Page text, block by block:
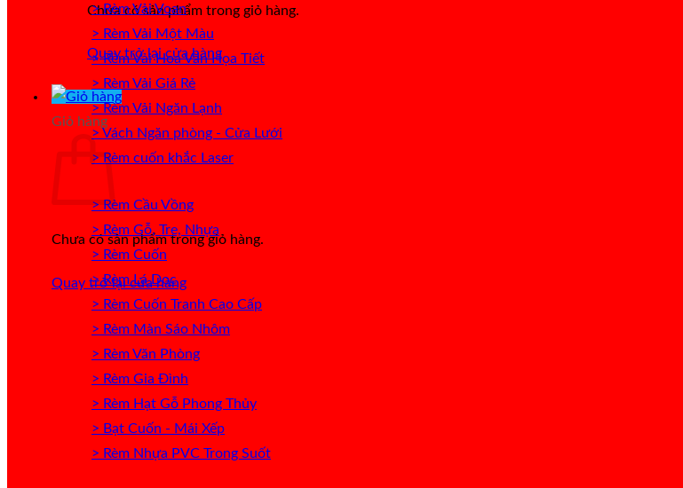
Chưa có sản phẩm trong giỏ hàng.
Quay trở lại cửa hàng
Giỏ hàng
Chưa có sản phẩm trong giỏ hàng.
Quay trở lại cửa hàng
> Rèm Vải Voan
> Rèm Vải Một Màu
> Rèm Vải Hoa Văn Họa Tiết
> Rèm Vải Giá Rẻ
> Rèm Vải Ngăn Lạnh
> Vách Ngăn phòng - Cửa Lưới
> Rèm cuốn khắc Laser
> Rèm Cầu Vồng
> Rèm Gỗ, Tre, Nhựa
> Rèm Cuốn
> Rèm Lá Dọc
> Rèm Cuốn Tranh Cao Cấp
> Rèm Màn Sáo Nhôm
> Rèm Văn Phòng
> Rèm Gia Đình
> Rèm Hạt Gỗ Phong Thủy
> Bạt Cuốn - Mái Xếp
> Rèm Nhựa PVC Trong Suốt